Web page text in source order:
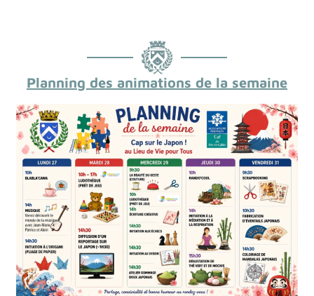
Planning des animations de la semaine